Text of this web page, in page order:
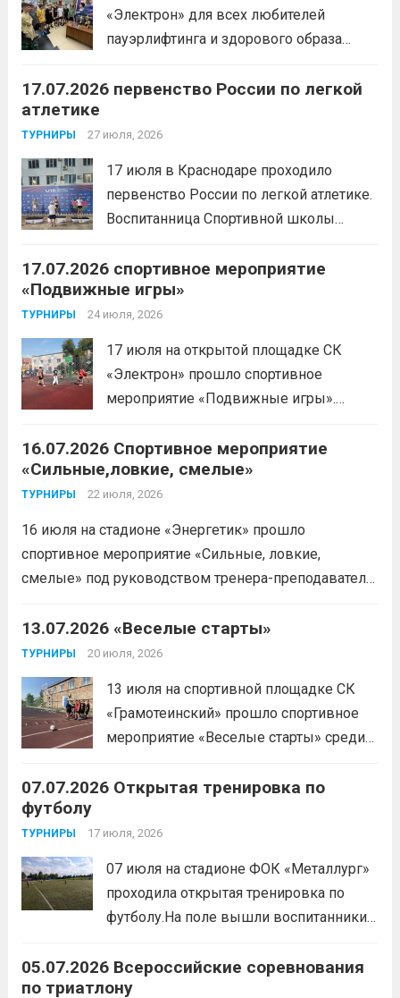
«Электрон» для всех любителей
пауэрлифтинга и здорового образа
с Анитой Андрюковой — мастером
победительницей первенства
воспринимается как спорт для
избранных, требующий исключительно
физической мощи. Однако...
17.07.2026 первенство России по легкой
атлетике
ТУРНИРЫ 27 июля, 2026
17 июля в Краснодаре проходило
первенство России по легкой атлетике.
Воспитанница Спортивной школы
заняла 1 место на дистанции 3000 м. с
результатом 10.01,78. Подготовил
спортсменку тренер-преподаватель
дальше
17.07.2026 спортивное мероприятие
«Подвижные игры»
ТУРНИРЫ 24 июля, 2026
17 июля на открытой площадке СК
«Электрон» прошло спортивное
мероприятие «Подвижные игры».
16.07.2026 Спортивное мероприятие
«Сильные,ловкие, смелые»
ТУРНИРЫ 22 июля, 2026
16 июля на стадионе «Энергетик» прошло
спортивное мероприятие «Сильные, ловкие,
смелые» под руководством тренера-преподавателя
Сергеевича. Участники продемонстрировали
скоростные качества, силовую выносливость и
координацию.
13.07.2026 «Веселые старты»
ТУРНИРЫ 20 июля, 2026
13 июля на спортивной площадке СК
«Грамотеинский» прошло спортивное
мероприятие «Веселые старты» среди
шайбой».Несмотря на
мероприятия, главной целью
организаторы ставили сплочение
коллектива и пропаганду здорового
образа жизни. По итогам прохождения
всех этапов участники
07.07.2026 Открытая тренировка по
футболу
ТУРНИРЫ 17 июля, 2026
07 июля на стадионе ФОК «Металлург»
проходила открытая тренировка по
футболу.На поле вышли воспитанники
Участники отработали технику владения
мячом и сыграли несколько коротких
05.07.2026 Всероссийские соревнования
по триатлону